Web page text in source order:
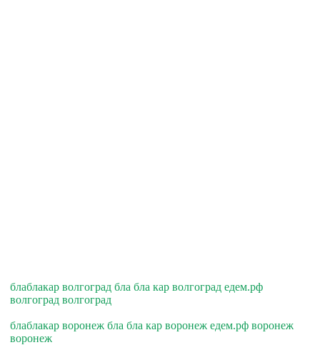
блаблакар волгоград бла бла кар волгоград едем.рф
волгоград волгоград
блаблакар воронеж бла бла кар воронеж едем.рф воронеж
воронеж